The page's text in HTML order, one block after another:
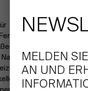
und
hochwertigen
MELDEN
AN UND